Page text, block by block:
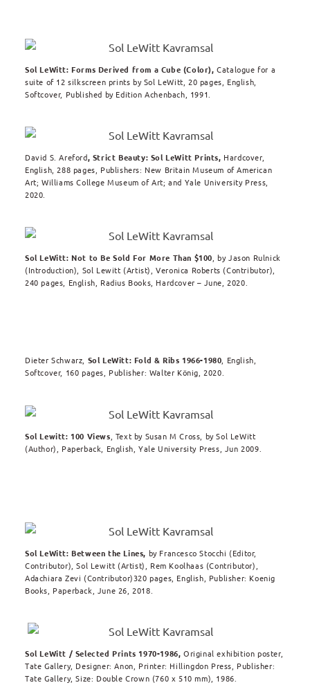
Sol LeWitt: Forms Derived from a Cube (Color), Catalogue for a
suite of 12 silkscreen prints by Sol LeWitt, 20 pages, English,
Softcover, Published by Edition Achenbach, 1991.
David S. Areford, Strict Beauty: Sol LeWitt Prints, Hardcover,
English, 288 pages, Publishers: New Britain Museum of American
Art; Williams College Museum of Art; and Yale University Press,
2020.
Sol LeWitt: Not to Be Sold For More Than $100, by Jason Rulnick
(Introduction), Sol Lewitt (Artist), Veronica Roberts (Contributor),
240 pages, English, Radius Books, Hardcover – June, 2020.
Dieter Schwarz, Sol LeWitt: Fold & Ribs 1966-1980, English,
Softcover, 160 pages, Publisher: Walter König, 2020.
Sol Lewitt: 100 Views , Text by Susan M Cross, bySol LeWitt
(Author), Paperback, English,Yale University Press, Jun 2009.
Sol LeWitt: Between the Lines, by Francesco Stocchi (Editor,
Contributor), Sol Lewitt (Artist), Rem Koolhaas (Contributor),
Adachiara Zevi (Contributor)320 pages, English, Publisher: Koenig
Books, Paperback, June 26, 2018.
Sol LeWitt / Selected Prints 1970-1986,Original exhibition poster,
Tate Gallery, Designer: Anon, Printer: Hillingdon Press, Publisher:
Tate Gallery,Size: Double Crown (760 x 510 mm), 1986.